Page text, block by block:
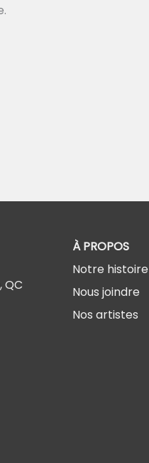
À PROPOS
Notre histoire
Nous joindre
Nos artistes